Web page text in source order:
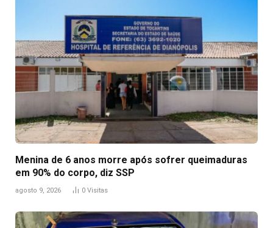
Menina de 6 anos morre após sofrer queimaduras
em 90% do corpo, diz SSP
agosto 9, 2026 0 Visitas